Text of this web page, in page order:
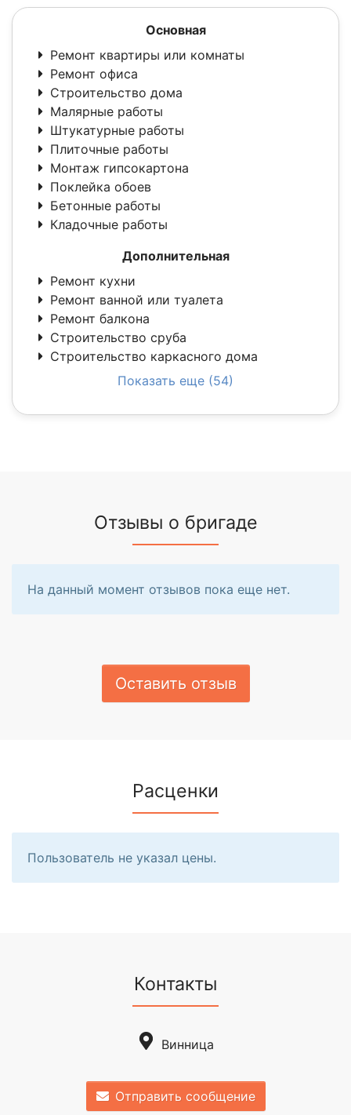
Основная
Ремонт квартиры или комнаты
Ремонт офиса
Строительство дома
Малярные работы
Штукатурные работы
Плиточные работы
Монтаж гипсокартона
Поклейка обоев
Бетонные работы
Кладочные работы
Дополнительная
Ремонт кухни
Ремонт ванной или туалета
Ремонт балкона
Строительство сруба
Строительство каркасного дома
Показать еще (54)
Отзывы о бригаде
На данный момент отзывов пока еще нет.
Оставить отзыв
Расценки
Пользователь не указал цены.
Контакты
Винница
Отправить сообщение